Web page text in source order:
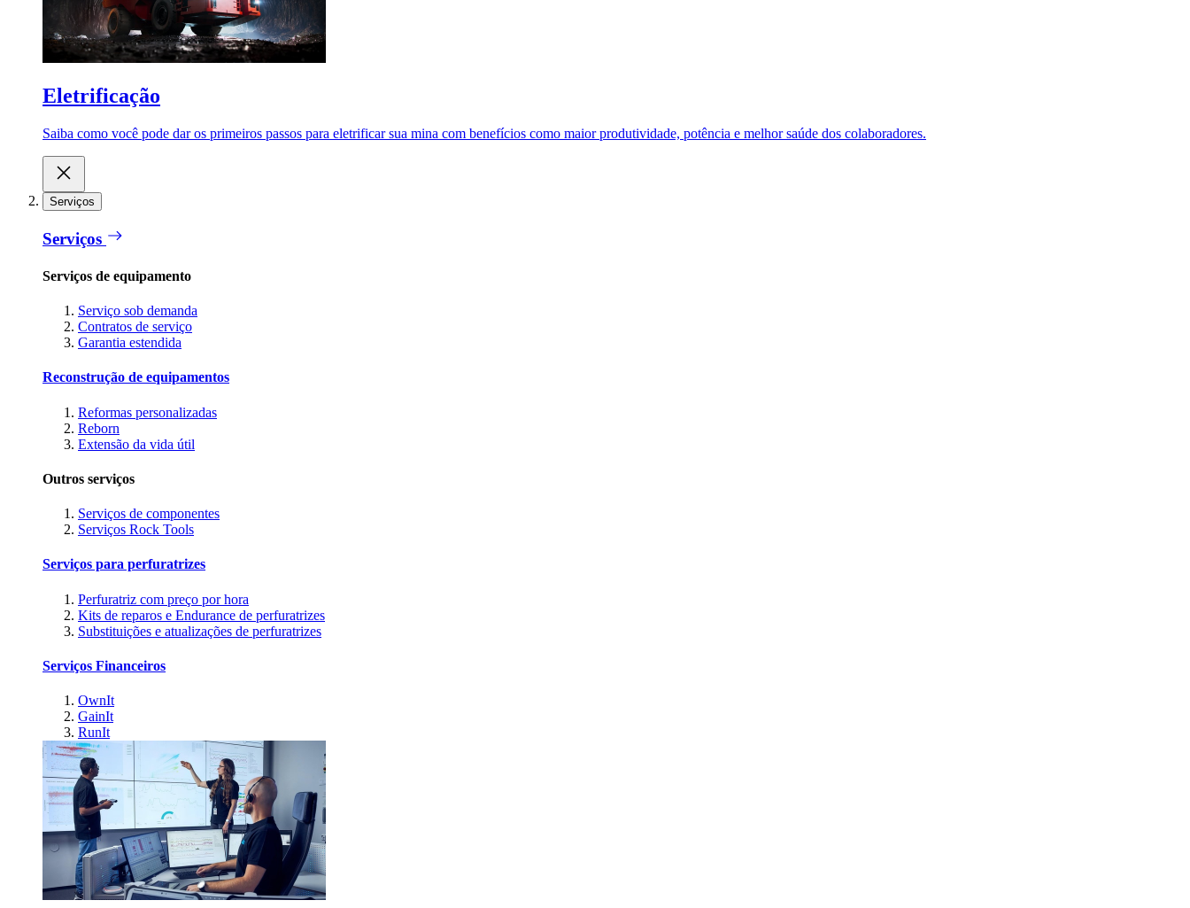
Eletrificação
Saiba como você pode dar os primeiros passos para eletrificar sua mina com benefícios como maior produtividade, potência e melhor saúde dos colaboradores.
Serviços
Serviços
Serviços de equipamento
Serviço sob demanda
Contratos de serviço
Garantia estendida
Reconstrução de equipamentos
Reformas personalizadas
Reborn
Extensão da vida útil
Outros serviços
Serviços de componentes
Serviços Rock Tools
Serviços para perfuratrizes
Perfuratriz com preço por hora
Kits de reparos e Endurance de perfuratrizes
Substituições e atualizações de perfuratrizes
Serviços Financeiros
OwnIt
GainIt
RunIt